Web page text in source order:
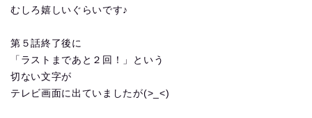
むしろ嬉しいぐらいです♪
第５話終了後に
「ラストまであと２回！」という
切ない文字が
テレビ画面に出ていましたが(>_<)